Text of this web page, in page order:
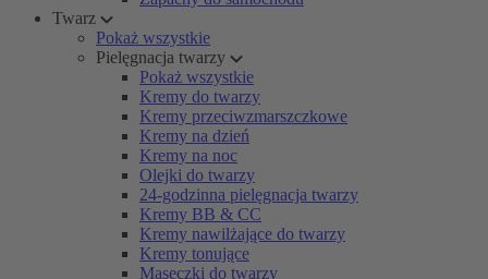
Twarz
Pokaż wszystkie
Pielęgnacja twarzy
Pokaż wszystkie
Kremy do twarzy
Kremy przeciwzmarszczkowe
Kremy na dzień
Kremy na noc
Olejki do twarzy
24-godzinna pielęgnacja twarzy
Kremy BB & CC
Kremy nawilżające do twarzy
Kremy tonujące
Maseczki do twarzy